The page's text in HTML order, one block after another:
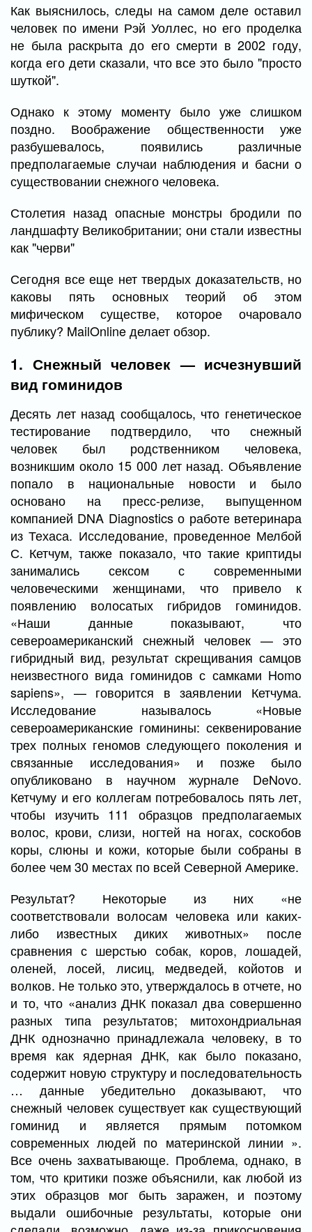
Как выяснилось, следы на самом деле оставил
человек по имени Рэй Уоллес, но его проделка
не была раскрыта до его смерти в 2002 году,
когда его дети сказали, что все это было "просто
шуткой".
Однако к этому моменту было уже слишком
поздно. Воображение общественности уже
разбушевалось, появились различные
предполагаемые случаи наблюдения и басни о
существовании снежного человека.
Столетия назад опасные монстры бродили по
ландшафту Великобритании; они стали известны
как "черви"
Сегодня все еще нет твердых доказательств, но
каковы пять основных теорий об этом
мифическом существе, которое очаровало
публику? MailOnline делает обзор.
1. Снежный человек — исчезнувший
вид гоминидов
Десять лет назад сообщалось, что генетическое
тестирование подтвердило, что снежный
человек был родственником человека,
возникшим около 15 000 лет назад. Объявление
попало в национальные новости и было
основано на пресс-релизе, выпущенном
компанией DNA Diagnostics о работе ветеринара
из Техаса. Исследование, проведенное Мелбой
С. Кетчум, также показало, что такие криптиды
занимались сексом с современными
человеческими женщинами, что привело к
появлению волосатых гибридов гоминидов.
«Наши данные показывают, что
североамериканский снежный человек — это
гибридный вид, результат скрещивания самцов
неизвестного вида гоминидов с самками Homo
sapiens», — говорится в заявлении Кетчума.
Исследование называлось «Новые
североамериканские гоминины: секвенирование
трех полных геномов следующего поколения и
связанные исследования» и позже было
опубликовано в научном журнале DeNovo.
Кетчуму и его коллегам потребовалось пять лет,
чтобы изучить 111 образцов предполагаемых
волос, крови, слизи, ногтей на ногах, соскобов
коры, слюны и кожи, которые были собраны в
более чем 30 местах по всей Северной Америке.
Результат? Некоторые из них «не
соответствовали волосам человека или каких-
либо известных диких животных» после
сравнения с шерстью собак, коров, лошадей,
оленей, лосей, лисиц, медведей, койотов и
волков. Не только это, утверждалось в отчете, но
и то, что «анализ ДНК показал два совершенно
разных типа результатов; митохондриальная
ДНК однозначно принадлежала человеку, в то
время как ядерная ДНК, как было показано,
содержит новую структуру и последовательность
… данные убедительно доказывают, что
снежный человек существует как существующий
гоминид и является прямым потомком
современных людей по материнской линии ».
Все очень захватывающе. Проблема, однако, в
том, что критики позже объяснили, как любой из
этих образцов мог быть заражен, и поэтому
выдали ошибочные результаты, которые они